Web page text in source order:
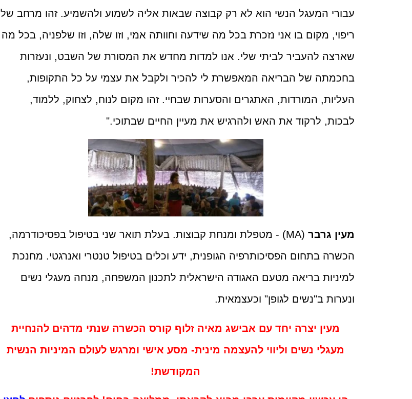
עבורי המעגל הנשי הוא לא רק קבוצה שבאות אליה לשמוע ולהשמיע. זהו מרחב של
ריפוי, מקום בו אני נזכרת בכל מה שידעה וחוותה אמי, וזו שלה, וזו שלפניה, בכל מה
שארצה להעביר לביתי שלי. אנו למדות מחדש את המסורת של השבט, ונעזרות
בחכמתה של הבריאה המאפשרת לי להכיר ולקבל את עצמי על כל התקופות,
העליות, המורדות, האתגרים והסערות שבחיי. זהו מקום לנוח, לצחוק, ללמוד,
לבכות, לרקוד את האש ולהרגיש את מעיין החיים שבתוכי."
מעין גרבר
(MA) - מטפלת ומנחת קבוצות. בעלת תואר שני בטיפול בפסיכודרמה,
הכשרה בתחום הפסיכותרפיה הגופנית, ידע וכלים בטיפול טנטרי ואנרגטי. מחנכת
למיניות בריאה מטעם האגודה הישראלית לתכנון המשפחה, מנחה מעגלי נשים
ונערות ב"נשים לגופן" וכעצמאית.
מעין יצרה יחד עם אבישג מאיה זלוף קורס הכשרה שנתי מדהים להנחיית
מעגלי נשים וליווי להעצמה מינית- מסע אישי ומרגש לעולם המיניות הנשית
המקודשת!